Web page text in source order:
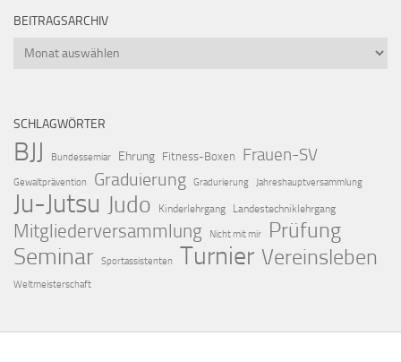
BEITRAGSARCHIV
Beitragsarchiv
SCHLAGWÖRTER
BJJ Bundessemiar Ehrung Fitness-Boxen Frauen-SV
Gewaltprävention Graduierung Gradurierung Jahreshauptversammlung
Ju-Jutsu Judo Kinderlehrgang Landestechniklehrgang
Mitgliederversammlung Nicht mit mir Prüfung
Seminar Sportassistenten Turnier Vereinsleben
Weltmeisterschaft